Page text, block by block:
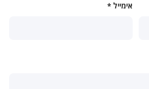
אימייל *